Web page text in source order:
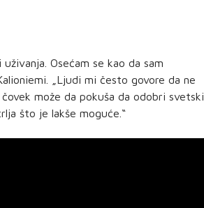
Osećam se kao da sam
„Ljudi mi često govore da ne
može da pokuša da odobri svetski
što je lakše moguće.“